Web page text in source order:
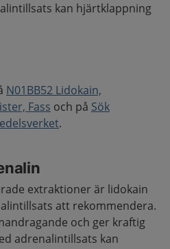
kan hjärtklappning
N01BB52 Lidokain,
Fass och på Sök
.
extraktioner är lidokain
att rekommendera.
och ger kraftig
adrenalintillsats kan